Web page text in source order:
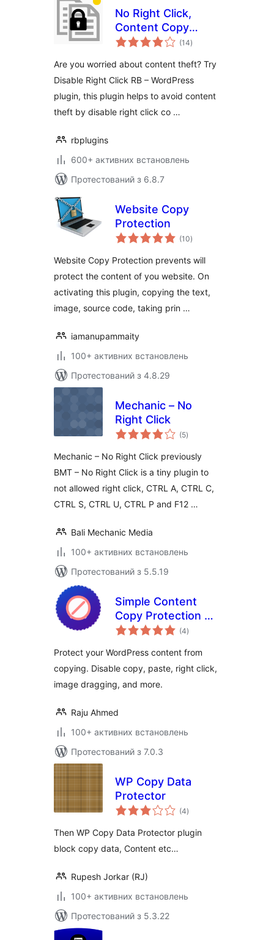
No Right Click,
Content Copy
Protection, Disable
(14загальний
рейтинг
)
Are you worried about content theft? Try
Disable Right Click RB – WordPress
plugin, this plugin helps to avoid content
theft by disable right click co …
rbplugins
600+ активних встановлень
Протестований з 6.8.7
Website Copy
Protection
(10загальний
рейтинг
)
Website Copy Protection prevents will
protect the content of you website. On
activating this plugin, copying the text,
image, source code, taking prin …
iamanupammaity
100+ активних встановлень
Протестований з 4.8.29
Mechanic – No
Right Click
(5загальний
рейтинг
)
Mechanic – No Right Click previously
BMT – No Right Click is a tiny plugin to
not allowed right click, CTRL A, CTRL C,
CTRL S, CTRL U, CTRL P and F12 …
Bali Mechanic Media
100+ активних встановлень
Протестований з 5.5.19
Simple Content
Copy Protection &
No Right Click
(4загальний
рейтинг
)
Protect your WordPress content from
copying. Disable copy, paste, right click,
image dragging, and more.
Raju Ahmed
100+ активних встановлень
Протестований з 7.0.3
WP Copy Data
Protector
(4загальний
рейтинг
)
Then WP Copy Data Protector plugin
block copy data, Content etc…
Rupesh Jorkar (RJ)
100+ активних встановлень
Протестований з 5.3.22